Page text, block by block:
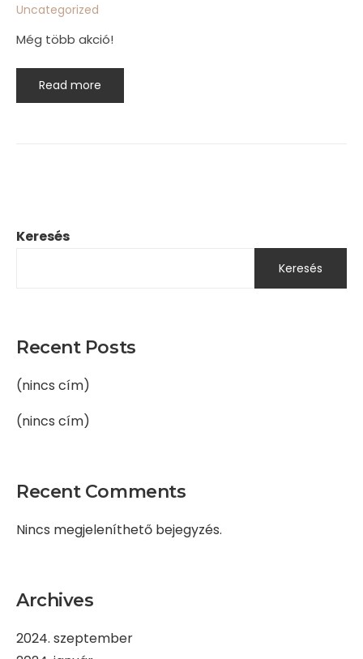
Keresés
Keresés
Recent Posts
(nincs cím)
(nincs cím)
Recent Comments
Nincs megjeleníthető bejegyzés.
Archives
2024. szeptember
Uncategorized
Még több akció!
Read more